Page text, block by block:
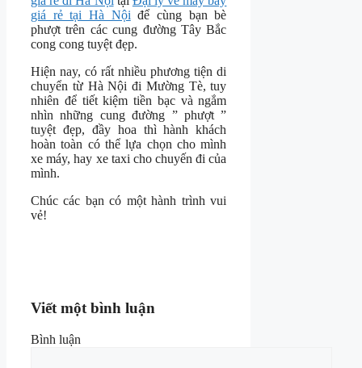
giá rẻ tại Hà Nội để cùng bạn bè
phượt trên các cung đường Tây Bắc
cong cong tuyệt đẹp.
Hiện nay, có rất nhiều phương tiện di
chuyển từ Hà Nội đi Mường Tè, tuy
nhiên để tiết kiệm tiền bạc và ngắm
nhìn những cung đường ” phượt ”
tuyệt đẹp, đầy hoa thì hành khách
hoàn toàn có thể lựa chọn cho mình
xe máy, hay xe taxi cho chuyến đi của
mình.
Chúc các bạn có một hành trình vui
vẻ!
Viết một bình luận
Bình luận